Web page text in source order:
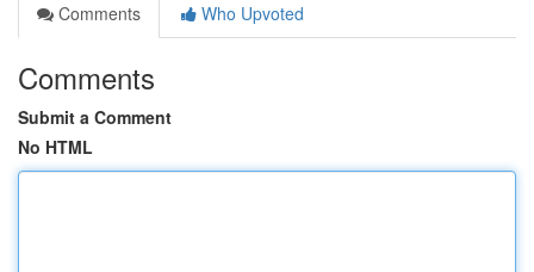
Comments
Who Upvoted
Comments
Submit a Comment
No HTML